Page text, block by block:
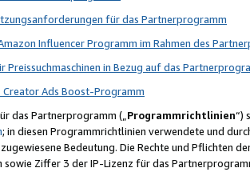
für das Partnerprogramm
Influencer Programm im Rahmen des
Preissuchmaschinen in Bezug auf das
Creator Ads Boost-Programm
das Partnerprogramm („Programmrichtlinien“)
; in diesen Programmrichtlinien verwendete und
Bedeutung. Die Rechte und Pflichten
Ziffer 3 der IP-Lizenz für das